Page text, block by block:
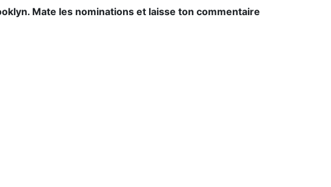
Mate les nominations et laisse ton commentaire